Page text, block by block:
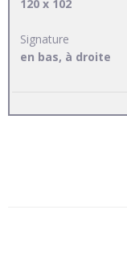
120 x 102
Signature
en bas, à droite